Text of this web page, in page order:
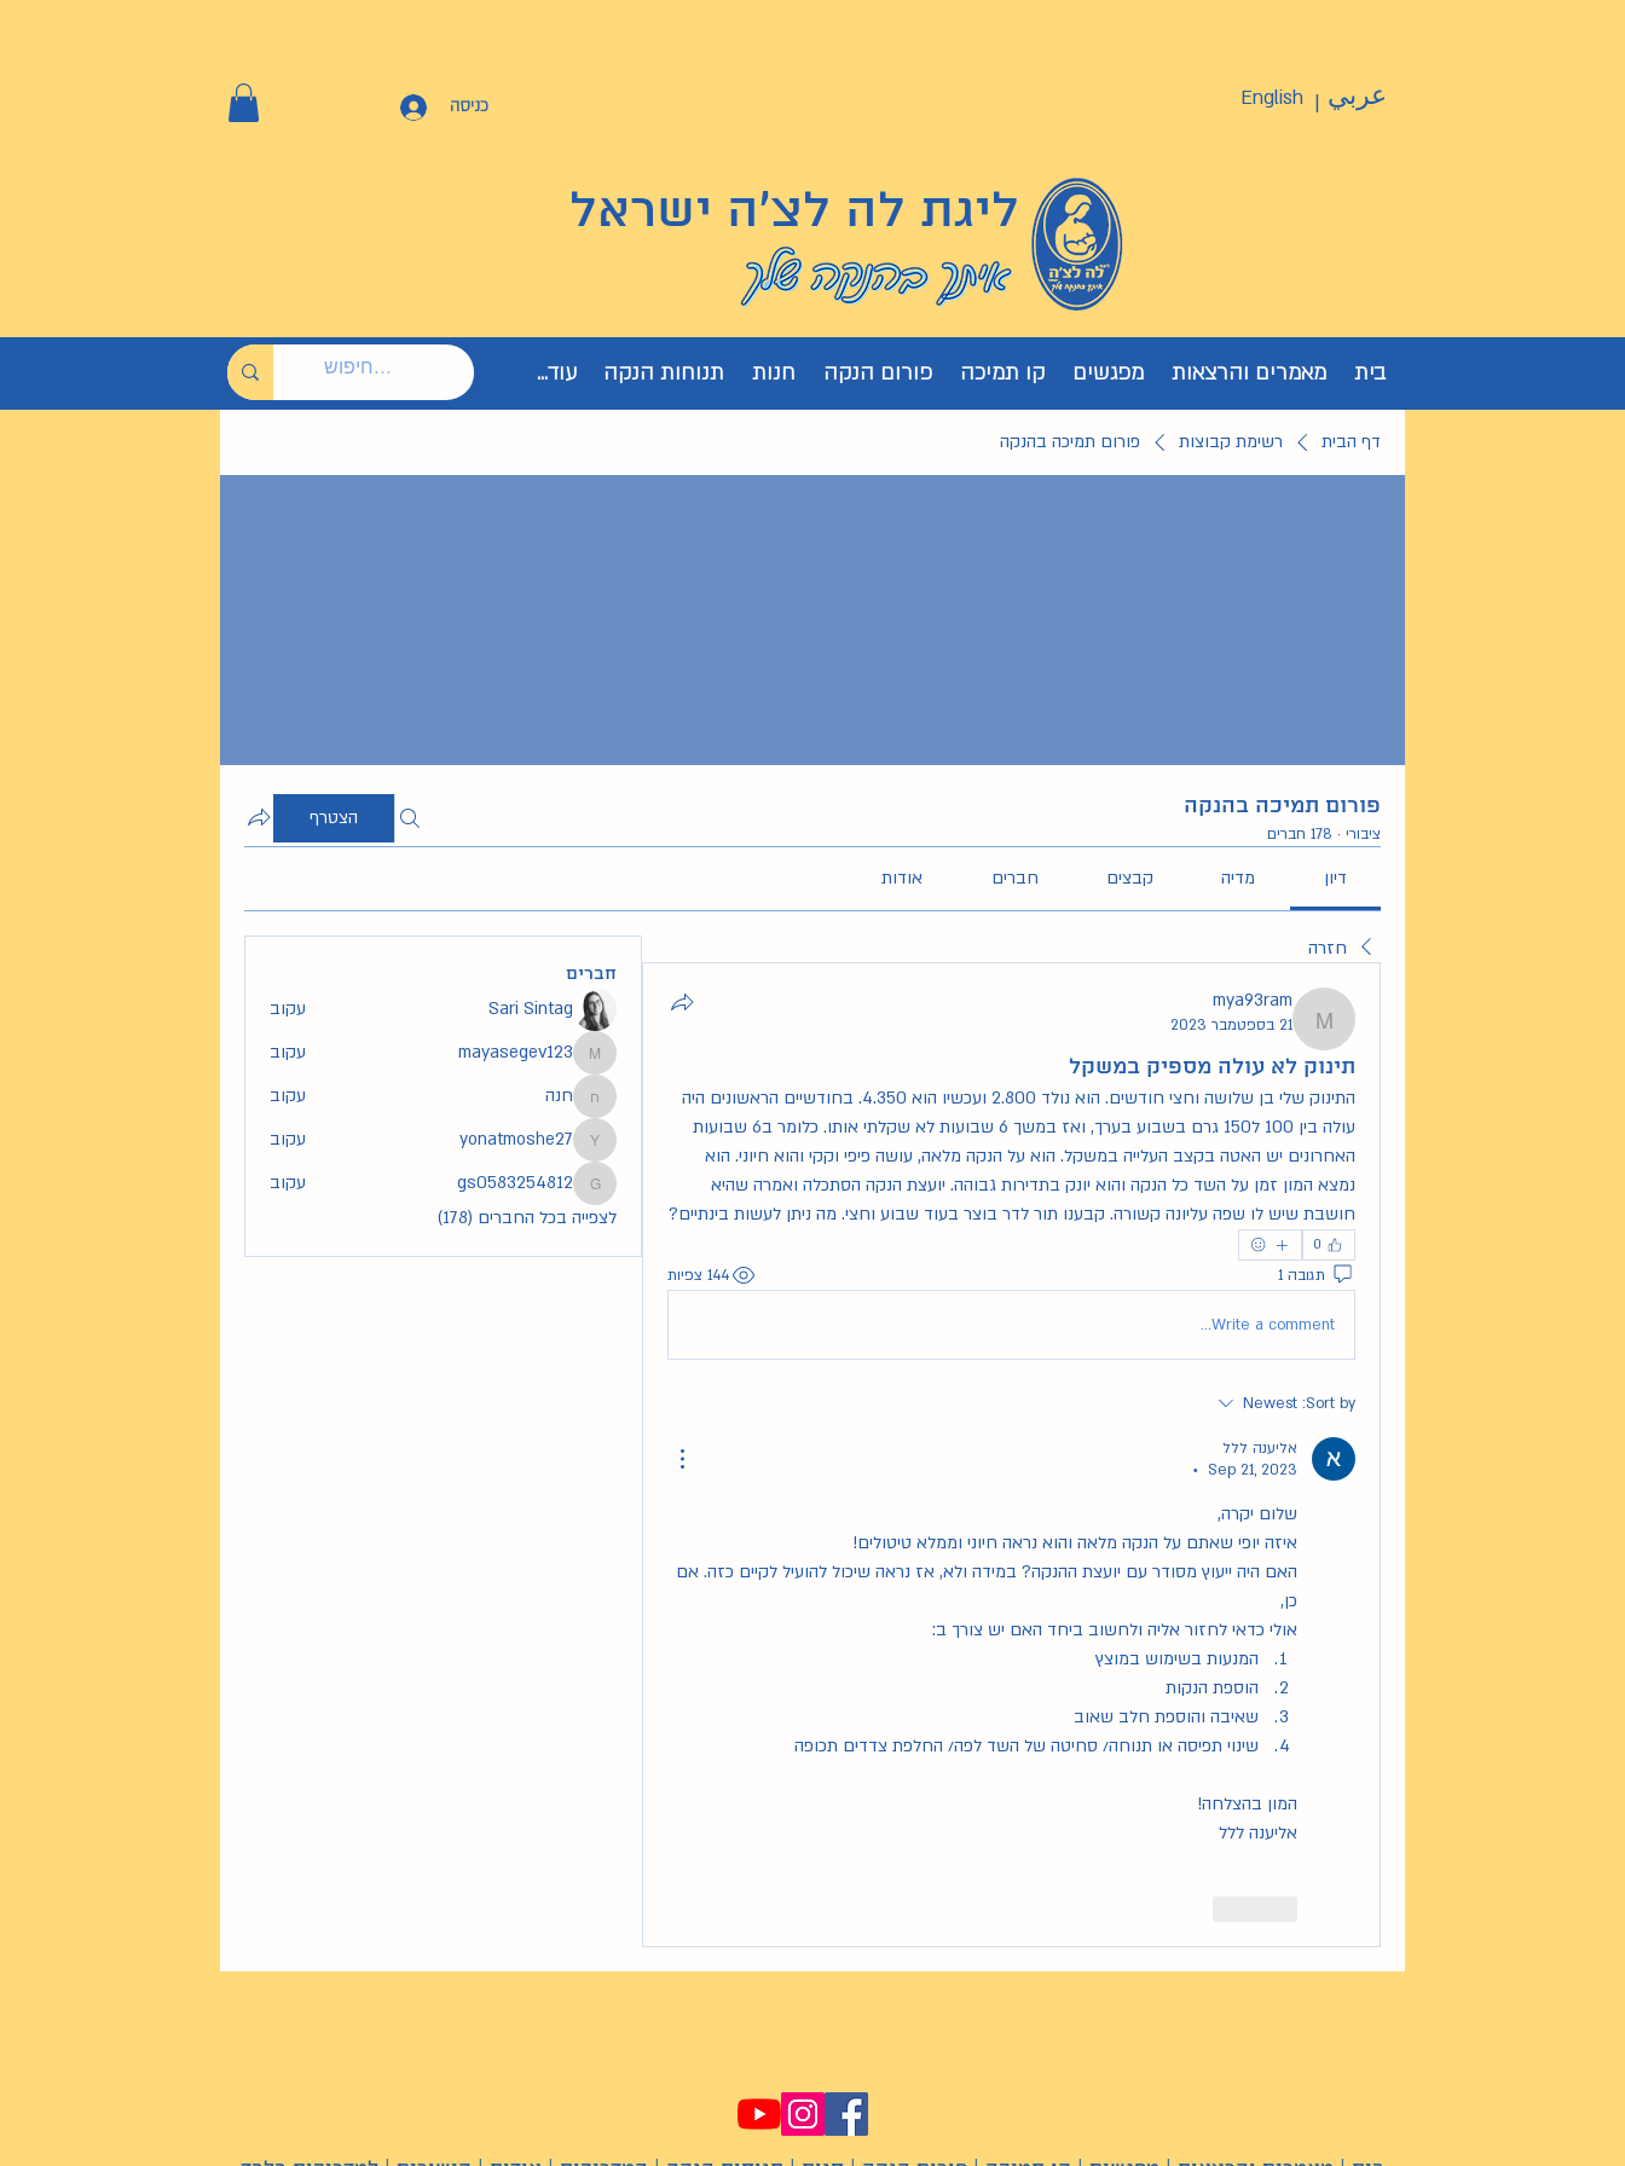
כניסה English عربي |
ליגת לה לצ'ה ישראל
בית מאמרים והרצאות מפגשים קו תמיכה פורום הנקה חנות תנוחות הנקה עוד...
דף הבית רשימת קבוצות פורום תמיכה בהנקה
פורום תמיכה בהנקה
ציבורי · 178 חברים
הצטרף
דיון מדיה קבצים חברים אודות
חזרה
mya93ram
mya93ram
21 בספטמבר 2023
תינוק לא עולה מספיק במשקל
חושבת שיש לו שפה עליונה קשורה. קבענו תור לדר בוצר בעוד שבוע וחצי. מה ניתן לעשות בינתיים?
0
תגובה 1 144 צפיות
Write a comment...
Sort by:
Newest
אליענה ללל
Sep 21, 2023
•
שלום יקרה,
איזה יופי שאתם על הנקה מלאה והוא נראה חיוני וממלא טיטולים!
כן,
אולי כדאי לחזור אליה ולחשוב ביחד האם יש צורך ב:
המנעות בשימוש במוצץ
הוספת הנקות
שאיבה והוספת חלב שאוב
שינוי תפיסה או תנוחה/ סחיטה של השד לפה/ החלפת צדדים תכופה
המון בהצלחה!
אליענה ללל
חברים
Sari Sintag עקוב
mayasegev123
mayasegev123 עקוב
חנה
חנה עקוב
yonatmoshe27
yonatmoshe27 עקוב
gs0583254812
gs0583254812
עקוב
לצפייה בכל החברים (178)